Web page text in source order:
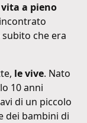
a pieno
subito che era
le vive. Nato
10 anni
di un piccolo
dei bambini di